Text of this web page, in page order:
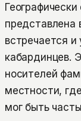
представлена
встречается
кабардинцев.
носителей
местности,
мог быть